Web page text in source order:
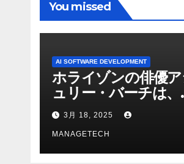
You missed
AI SOFTWARE DEVELOPMENT
ホライゾンの俳優
ュリー・バーチは、
ニーのAIアロイのビ
オを見て「ゲームパ
ォーマンスという芸
形式に不安を感じた
3月 18, 2025
MANAGETECH